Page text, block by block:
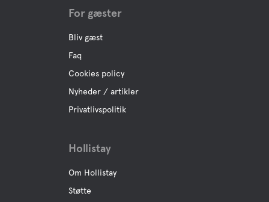
For gæster
Bliv gæst
Faq
Cookies policy
Nyheder / artikler
Privatlivspolitik
Hollistay
Om Hollistay
Støtte